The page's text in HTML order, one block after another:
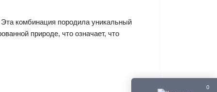
0
комбинация породила уникальный
природе, что означает, что